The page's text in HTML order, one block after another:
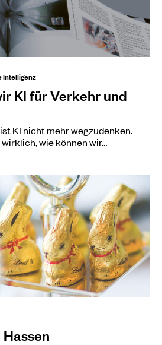
Intelligenz
KI für Verkehr und
KI nicht mehr wegzudenken.
wie können wir…